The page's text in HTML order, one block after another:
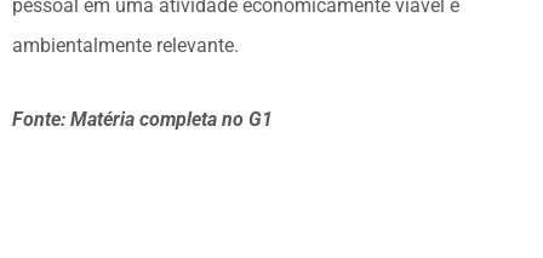
pessoal em uma atividade economicamente viável e
ambientalmente relevante.
Fonte: Matéria completa no G1